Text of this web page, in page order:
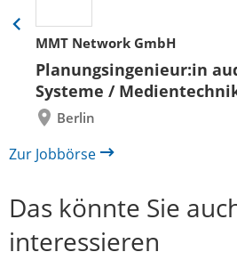
MMT Network GmbH
Planungsingenieur:in
Systeme /
Berlin
Eine
Folie
zurück
Zur Jobbörse
Das könnte Sie
interessieren